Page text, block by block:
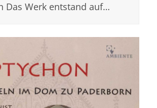
Das Werk entstand auf…